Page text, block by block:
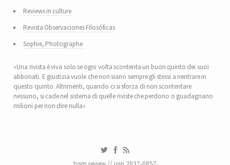
Reviews in culture
Revista Observaciones Filosóficas
Sophie, Photographe
«Una rivista è viva solo se ogni volta scontenta un buon quinto dei suoi
abbonati. E giustizia vuole che non siano sempre gli stessi a rientrare in
questo quinto. Altrimenti, quando ci si sforza di non scontentare
nessuno, si cade nel sistema di quelle riviste che perdono o guadagnano
milioni per non dire nulla»